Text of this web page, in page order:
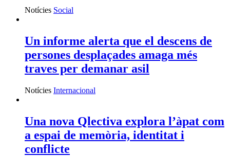
Notícies Social
Un informe alerta que el descens de
persones desplaçades amaga més
traves per demanar asil
Notícies Internacional
Una nova Qlectiva explora l’àpat com
a espai de memòria, identitat i
conflicte